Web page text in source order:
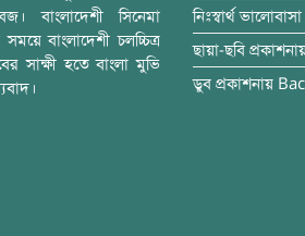
বাংলাদেশী সিনেমা
বাংলাদেশী চলচ্চিত্র
সাক্ষী হতে বাংলা মুভি
নিঃস্বার্থ ভালোবাসা
ছায়া-ছবি
ডুব প্রকাশনায়